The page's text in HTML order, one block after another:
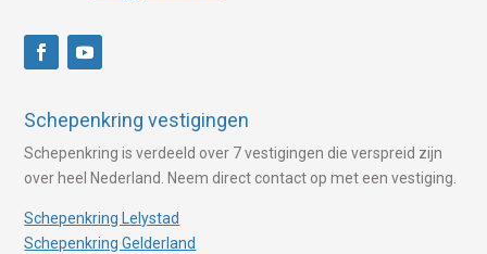
Schepenkring vestigingen
Schepenkring is verdeeld over 7 vestigingen die verspreid zijn
over heel Nederland. Neem direct contact op met een vestiging.
Schepenkring Lelystad
Schepenkring Gelderland